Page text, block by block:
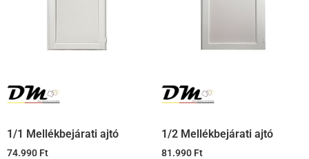
1/1 Mellékbejárati ajtó
74.990 Ft
1/2 Mellékbejárati ajtó
81.990 Ft